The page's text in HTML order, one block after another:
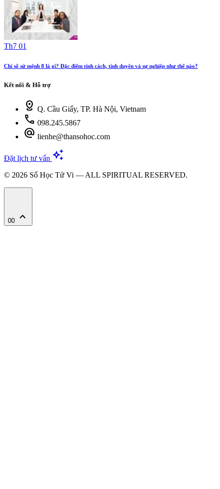
Th7 01
Chỉ số sứ mệnh 8 là gì? Đặc điểm tính cách, tình duyên và sự nghiệp như thế nào?
Kết nối & Hỗ trợ
distance Q. Cầu Giấy, TP. Hà Nội, Vietnam
call 098.245.5867
alternate_email lienhe@thansohoc.com
Đặt lịch tư vấn auto_awesome
© 2026 Số Học Tử Vi — ALL SPIRITUAL RESERVED.
00 expand_less